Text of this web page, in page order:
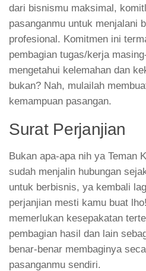
dari bisnismu maksimal,
pasanganmu untuk menjalani
profesional. Komitmen ini
pembagian tugas/kerja
mengetahui kelemahan dan
bukan? Nah, mulailah
kemampuan pasangan.
Surat Perjanjian
Bukan apa-apa nih ya Teman
sudah menjalin hubungan
untuk berbisnis, ya kembali
perjanjian mesti kamu buat
memerlukan kesepakatan
pembagian hasil dan lain
benar-benar membaginya
pasanganmu sendiri.